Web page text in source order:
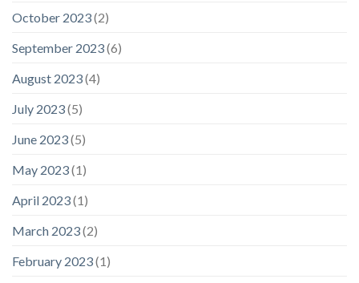
October 2023(2)
September 2023(6)
August 2023(4)
July 2023(5)
June 2023(5)
May 2023(1)
April 2023(1)
March 2023(2)
February 2023(1)